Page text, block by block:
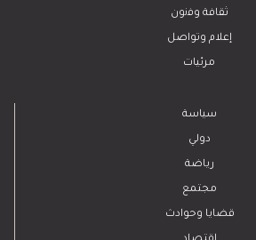
ﺛﻘﺎﻓﺔ وﻓﻧون
إعلام وتواصل
مرئيات
سياسة
دولي
رياضة
مجتمع
قضايا وحوادث